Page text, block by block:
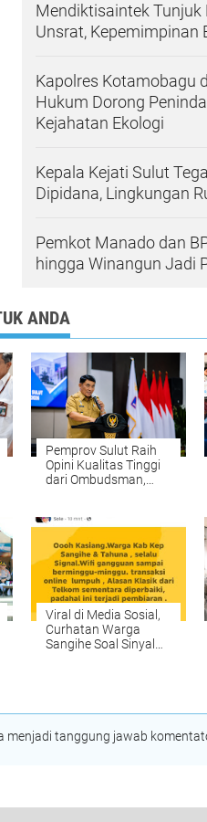
Mendiktisaintek
Unsrat, Kepemimpinan
Kapolres Kotamobagu
Hukum Dorong
Kejahatan Ekologi
Kepala Kejati Sulut
Dipidana, Lingkungan
Pemkot Manado dan
hingga Winangun Jadi
ANDA
Pemprov Sulut Raih
Opini Kualitas Tinggi
dari Ombudsman,
Terus Ditingkatkan
Viral di Media Sosial,
Curhatan Warga
Sangihe Soal Sinyal
menjadi tanggung jawab